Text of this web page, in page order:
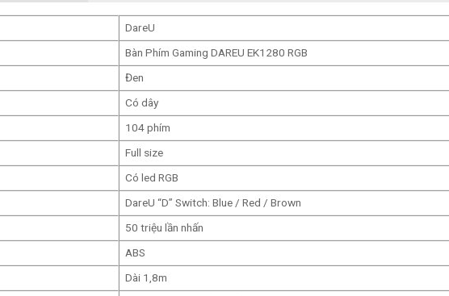
DareU
Bàn Phím Gaming DAREU EK1280 RGB
Đen
Có dây
104 phím
Full size
Có led RGB
DareU “D” Switch: Blue / Red / Brown
50 triệu lần nhấn
ABS
Dài 1,8m